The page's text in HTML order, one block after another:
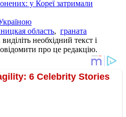
у Кореї затримали
область, граната
необхідний текст і
про це редакцію.